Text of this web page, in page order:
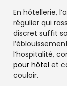
En hôtellerie,
régulier qui
discret suffit
l’hospitalité,
pour hôtel et
couloir.